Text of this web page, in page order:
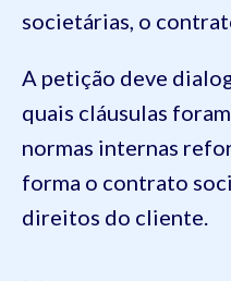
societárias, o
A petição deve
quais cláusulas
normas internas
forma o contrato
direitos do cliente.